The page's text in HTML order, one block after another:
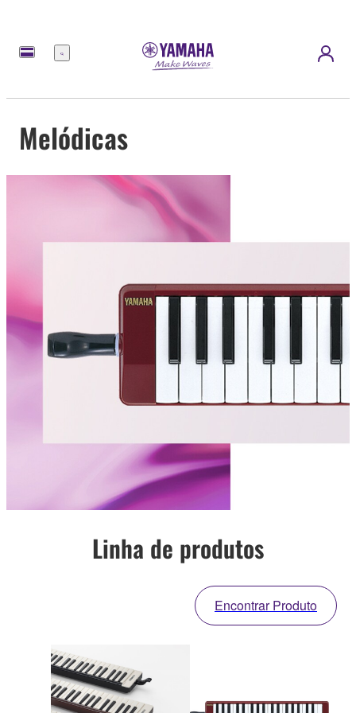
Menu
Melódicas
Linha de produtos
Encontrar Produto